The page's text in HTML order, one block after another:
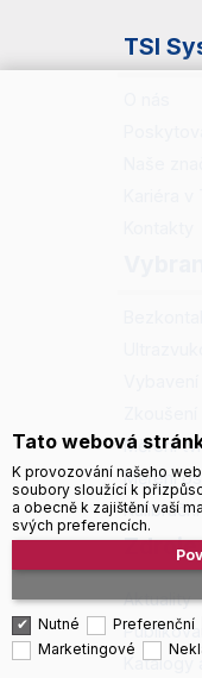
TSI
Měření
Měření
Aktuality
Katalogy
Tato webová
K provozování našeho
soubory sloužící k
a obecně k zajištění vaší
svých preferencích.
Nutné Preferenční
Marketingové